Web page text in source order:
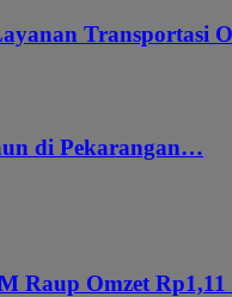
Transportasi
di Pekarangan…
Raup Omzet